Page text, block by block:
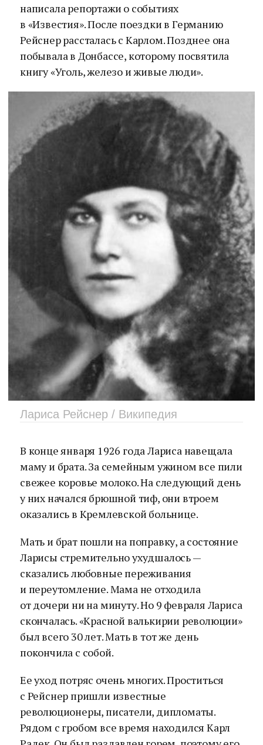
написала репортажи о событиях
в «Известия». После поездки в Германию
Рейснер рассталась с Карлом. Позднее она
побывала в Донбассе, которому посвятила
книгу «Уголь, железо и живые люди».
Лариса Рейснер / Википедия
В конце января 1926 года Лариса навещала
маму и брата. За семейным ужином все пили
свежее коровье молоко. На следующий день
у них начался брюшной тиф, они втроем
оказались в Кремлевской больнице.
Мать и брат пошли на поправку, а состояние
Ларисы стремительно ухудшалось —
сказались любовные переживания
и переутомление. Мама не отходила
от дочери ни на минуту. Но 9 февраля Лариса
скончалась. «Красной валькирии революции»
был всего 30 лет. Мать в тот же день
покончила с собой.
Ее уход потряс очень многих. Проститься
с Рейснер пришли известные
революционеры, писатели, дипломаты.
Рядом с гробом все время находился Карл